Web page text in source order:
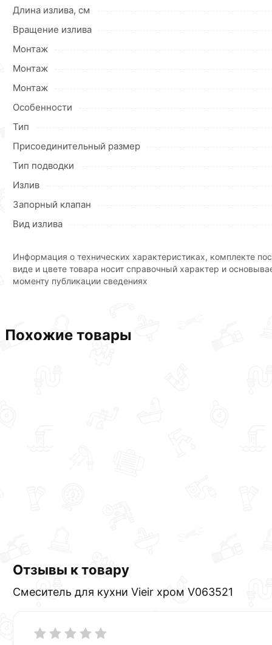
Для приобретения данной позиции, кликните мышкой
«Быстрый заказ»
. Также можете оформить заказ
Условия доставки и цены на товар Смеситель для кухни
и области.
Наши профессиональные менеджеры обработают заказ и
доставки или самовывоза.Перед оформлением онлайн
Данний товар от производителя
сертифицирован,
купленного товарa в течение 30 дней (наличие чека
Длина излива, см
Вращение излива
Монтаж
Монтаж
Монтаж
Особенности
Тип
Присоединительный размер
Тип подводки
Излив
Запорный клапан
Вид излива
Информация о технических характеристиках, комплекте
виде и цвете товара носит справочный характер и
моменту публикации сведениях
Похожие товары
Отзывы к товару
Смеситель для кухни Vieir хром V063521